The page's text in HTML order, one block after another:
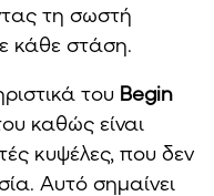
τη σωστή
κάθε στάση.
του Begin
καθώς είναι
κυψέλες, που δεν
Αυτό σημαίνει